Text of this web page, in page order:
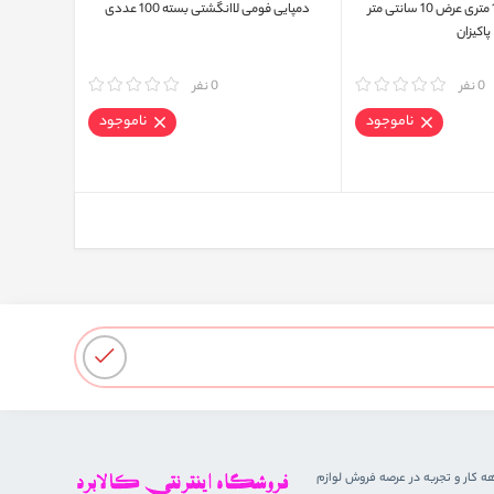
پد اپیلاسیون 150 متری عرض 10 سانتی متر
پاکیزان
0 نفر
ناموجود
دمپایی فومی لاانگشتی بسته 100 عددی
0 نفر
ناموجود
کار و تجربه در عرصه فروش لوازم